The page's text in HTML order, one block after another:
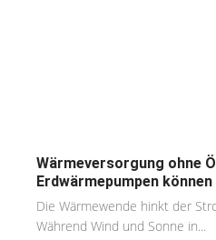
Wärmeversorgung ohne
Erdwärmepumpen
Die Wärmewende hinkt der
Während Wind und Sonne in...